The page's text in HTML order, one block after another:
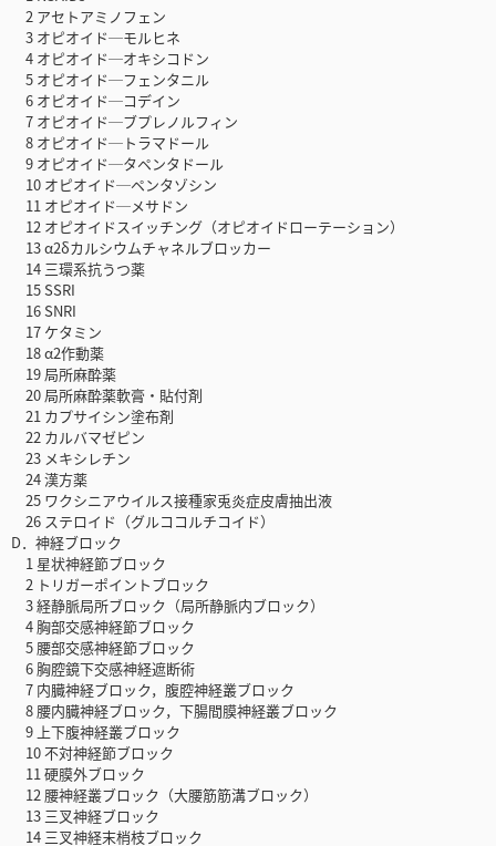
2 アセトアミノフェン
3 オピオイド─モルヒネ
4 オピオイド─オキシコドン
5 オピオイド─フェンタニル
6 オピオイド─コデイン
7 オピオイド─ブプレノルフィン
8 オピオイド─トラマドール
9 オピオイド─タペンタドール
10 オピオイド─ペンタゾシン
11 オピオイド─メサドン
12 オピオイドスイッチング（オピオイドローテーション）
13 α2δカルシウムチャネルブロッカー
14 三環系抗うつ薬
15 SSRI
16 SNRI
17 ケタミン
18 α2作動薬
19 局所麻酔薬
20 局所麻酔薬軟膏・貼付剤
21 カプサイシン塗布剤
22 カルバマゼピン
23 メキシレチン
24 漢方薬
25 ワクシニアウイルス接種家兎炎症皮膚抽出液
26 ステロイド（グルココルチコイド）
D．神経ブロック
1 星状神経節ブロック
2 トリガーポイントブロック
3 経静脈局所ブロック（局所静脈内ブロック）
4 胸部交感神経節ブロック
5 腰部交感神経節ブロック
6 胸腔鏡下交感神経遮断術
7 内臓神経ブロック，腹腔神経叢ブロック
8 腰内臓神経ブロック，下腸間膜神経叢ブロック
9 上下腹神経叢ブロック
10 不対神経節ブロック
11 硬膜外ブロック
12 腰神経叢ブロック（大腰筋筋溝ブロック）
13 三叉神経ブロック
14 三叉神経末梢枝ブロック